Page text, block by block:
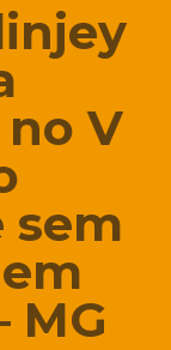
V
sem
MG